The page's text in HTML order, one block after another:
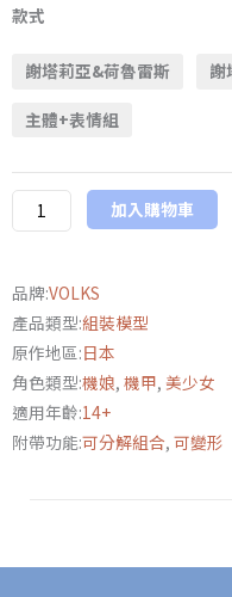
款式
謝塔莉亞&荷魯雷斯 謝
主體+表情組
版
造
村
FIORE
謝
莉
亞
&
荷
魯
雷
加入購物車
品牌:VOLKS
產品類型:組裝模型
原作地區:日本
角色類型:機娘, 機甲, 美少女
適用年齡:14+
附帶功能:可分解組合, 可變形